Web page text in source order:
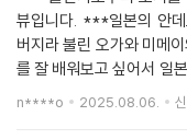
이미 오랫동안 말벗도 없
--- p.59
바닷가에 자그마한 마을이
뷰입니다. ***일본의 안
버지라 불린 오가와 미메
를 잘 배워보고 싶어서 일
부 해 본 적이 있었어요.
n****o 2025.08.06.